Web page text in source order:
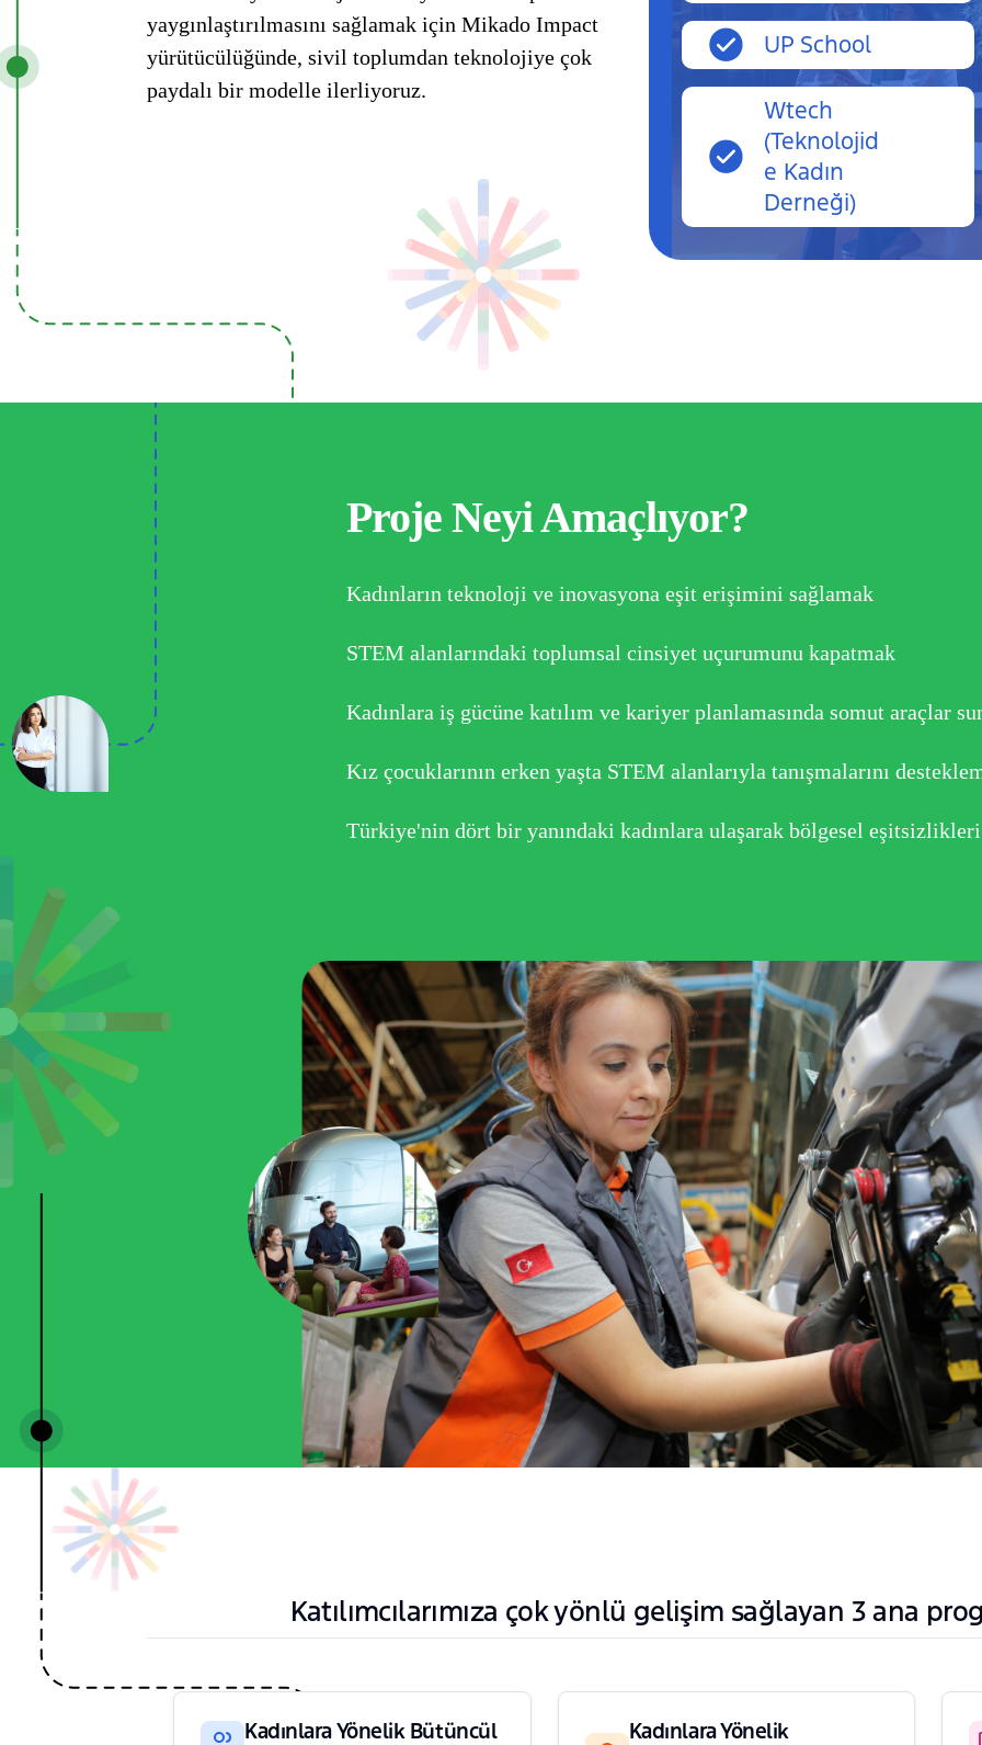
yaygınlaştırılmasını sağlamak için Mikado Impact
yürütücülüğünde, sivil toplumdan teknolojiye çok
paydalı bir modelle ilerliyoruz.
UP School
Wtech
(Teknolojid
e Kadın
Derneği)
Proje Neyi Amaçlıyor?
Kadınların teknoloji ve inovasyona eşit erişimini sağlamak
STEM alanlarındaki toplumsal cinsiyet uçurumunu kapatmak
Kadınlara iş gücüne katılım ve kariyer planlamasında somut araçlar
Kız çocuklarının erken yaşta STEM alanlarıyla tanışmalarını
Türkiye'nin dört bir yanındaki kadınlara ulaşarak bölgesel
Katılımcılarımıza çok yönlü gelişim sağlayan 3 ana
Kadınlara Yönelik Bütüncül
Kadınlara Yönelik